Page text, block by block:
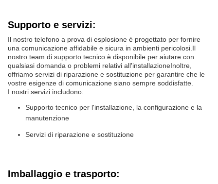
Supporto e servizi:
Il nostro telefono a prova di esplosione è progettato per fornire
una comunicazione affidabile e sicura in ambienti pericolosi.Il
nostro team di supporto tecnico è disponibile per aiutare con
qualsiasi domanda o problemi relativi all'installazioneInoltre,
offriamo servizi di riparazione e sostituzione per garantire che le
vostre esigenze di comunicazione siano sempre soddisfatte.
I nostri servizi includono:
Supporto tecnico per l'installazione, la configurazione e la
manutenzione
Servizi di riparazione e sostituzione
Imballaggio e trasporto: